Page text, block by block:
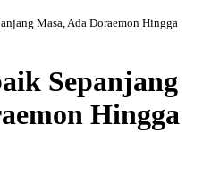
Masa, Ada Doraemon Hingga
Sepanjang
Hingga